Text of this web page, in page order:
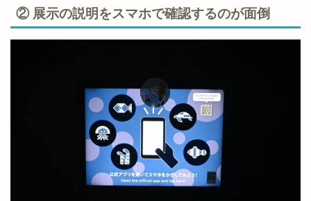
② 展示の説明をスマホで確認するのが面倒